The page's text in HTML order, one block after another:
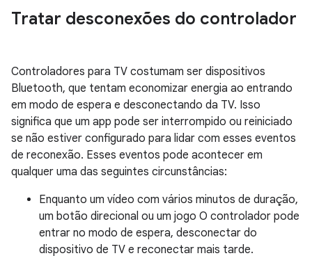
Tratar desconexões do controlador
Controladores para TV costumam ser dispositivos
Bluetooth, que tentam economizar energia ao entrando
em modo de espera e desconectando da TV. Isso
significa que um app pode ser interrompido ou reiniciado
se não estiver configurado para lidar com esses eventos
de reconexão. Esses eventos pode acontecer em
qualquer uma das seguintes circunstâncias:
Enquanto um vídeo com vários minutos de duração,
um botão direcional ou um jogo O controlador pode
entrar no modo de espera, desconectar do
dispositivo de TV e reconectar mais tarde.